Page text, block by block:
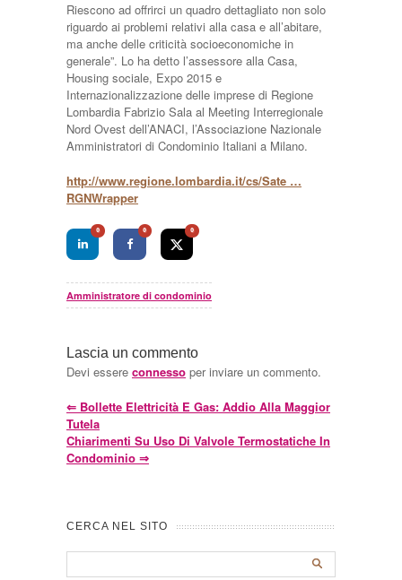
Riescono ad offrirci un quadro dettagliato non solo
riguardo ai problemi relativi alla casa e all’abitare,
ma anche delle criticità socioeconomiche in
generale”. Lo ha detto l’assessore alla Casa,
Housing sociale, Expo 2015 e
Internazionalizzazione delle imprese di Regione
Lombardia Fabrizio Sala al Meeting Interregionale
Nord Ovest dell’ANACI, l’Associazione Nazionale
Amministratori di Condominio Italiani a Milano.
http://www.regione.lombardia.it/cs/Sate …
RGNWrapper
0 0 0
Amministratore di condominio
Lascia un commento
Devi essere connesso per inviare un commento.
⇐ Bollette Elettricità E Gas: Addio Alla Maggior
Tutela
Chiarimenti Su Uso Di Valvole Termostatiche In
Condominio ⇒
CERCA NEL SITO